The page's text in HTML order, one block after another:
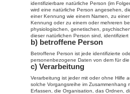
identifizierbare natürliche Person (im
wird eine natürliche Person angesehen,
einer Kennung wie einem Namen, zu
Kennung oder zu einem oder mehreren
physiologischen, genetischen,
dieser natürlichen Person sind,
b) betroffene Person
Betroffene Person ist jede identifizierte
personenbezogene Daten von dem für
c) Verarbeitung
Verarbeitung ist jeder mit oder ohne Hilfe
solche Vorgangsreihe im
Erfassen, die Organisation, das Ordnen,